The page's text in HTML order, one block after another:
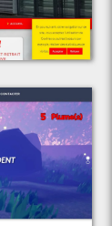
le projet
le projet